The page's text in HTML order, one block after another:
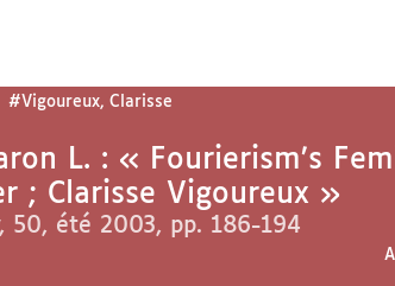
#Vigoureux, Clarisse
L. : « Fourierism’s
; Clarisse Vigoureux »
50, été 2003, pp. 186-194